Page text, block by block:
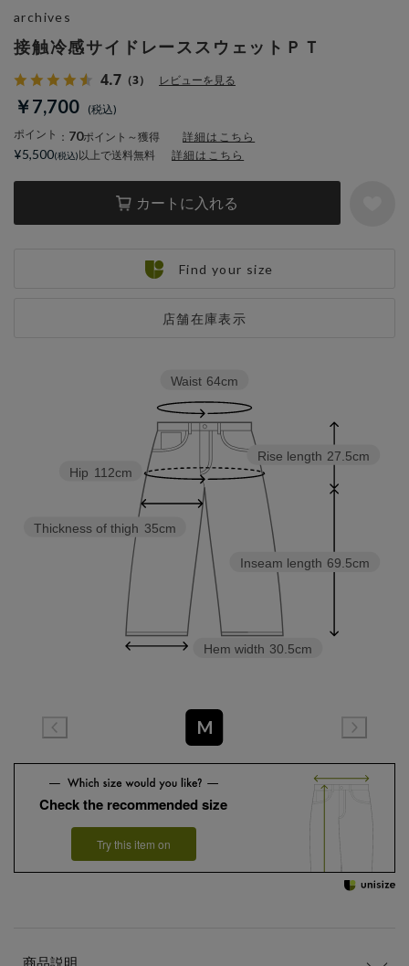
接触冷感サイドレーススウェットＰＴ
4.7 （3） レビューを見る
￥7,700
ポイント ： 70ポイント～獲得 詳細はこちら
カートに入れる
店舗在庫表示
archives
¥5,500 以上で送料無料 詳細はこちら
Find your size
Inseam length 69.5cm
Rise length 27.5cm
Hem width 30.5cm
Thickness of thigh 35cm
Hip 112cm
Waist 64cm
M
Check the recommended size
Try this item on
商品説明